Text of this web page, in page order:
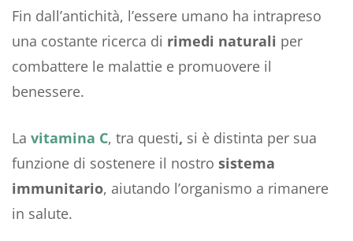
Fin dall’antichità, l’essere umano ha intrapreso
una costante ricerca di rimedi naturali per
combattere le malattie e promuovere il
benessere.
La vitamina C, tra questi, si è distinta per sua
funzione di sostenere il nostro sistema
immunitario, aiutando l’organismo a rimanere
in salute.